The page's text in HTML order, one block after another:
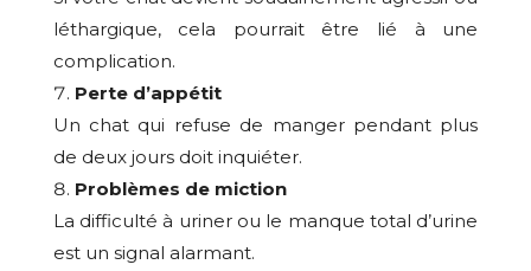
léthargique, cela pourrait être lié à une
complication.
Perte d’appétit
Un chat qui refuse de manger pendant plus
de deux jours doit inquiéter.
Problèmes de miction
La difficulté à uriner ou le manque total d’urine
est un signal alarmant.